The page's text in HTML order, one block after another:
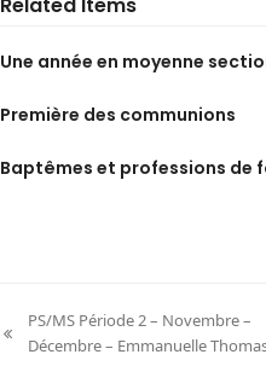
Une année en moyenne
Première des communions
Baptêmes et professions de
previous
PS/MS Période 2 – Novembre –
Décembre – Emmanuelle